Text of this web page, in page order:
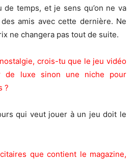
temps, et je sens qu’on ne va
amis avec cette dernière. Ne
ne changera pas tout de suite.
crois-tu que le jeu vidéo
de luxe sinon une niche pour
?
qui veut jouer à un jeu doit le
que contient le magazine,